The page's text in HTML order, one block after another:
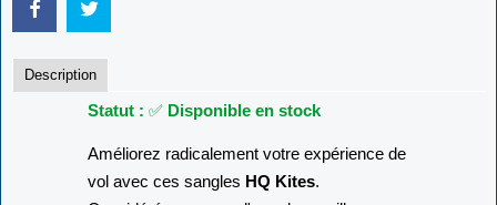
Description
Statut : Disponible en stock
Améliorez radicalement votre expérience de